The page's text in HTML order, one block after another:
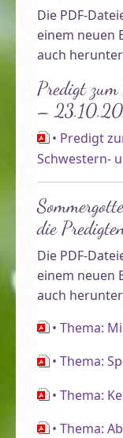
Willkommen!
Die PDF-
einem neuen
auch
Predigt
–
• Predigt
Schwestern-
die
Die PDF-
einem neuen
auch
• Thema:
• Thema:
• Thema:
• Thema: